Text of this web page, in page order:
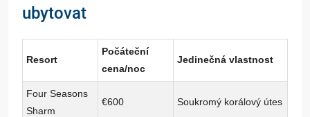
ubytovat
Resort
Počáteční
cena/noc
Jedinečná vlastnost
Four Seasons
Sharm
€600 Soukromý korálový útes